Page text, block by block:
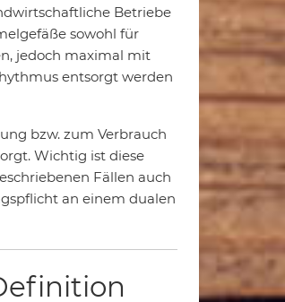
Betriebe
sowohl für
jedoch maximal mit
entsorgt werden
bzw. zum Verbrauch
Wichtig ist diese
Fällen auch
an einem dualen